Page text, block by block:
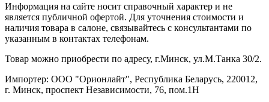
Информация на сайте носит справочный характер и не
является публичной офертой. Для уточнения стоимости и
наличия товара в салоне, связывайтесь с консультантами по
указанным в контактах телефонам.
Товар можно приобрести по адресу, г.Минск, ул.М.Танка 30/2.
Импортер: ООО "Орионлайт", Республика Беларусь, 220012,
г. Минск, проспект Независимости, 76, пом.1Н